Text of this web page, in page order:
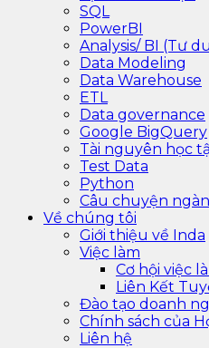
SQL
PowerBI
Analysis/ BI (Tư
Data Modeling
Data Warehouse
ETL
Data governance
Google BigQuery
Tài nguyên học
Test Data
Python
Câu chuyện
Về chúng tôi
Giới thiệu về Inda
Việc làm
Cơ hội việc
Liên Kết
Đào tạo doanh
Chính sách của
Liên hệ